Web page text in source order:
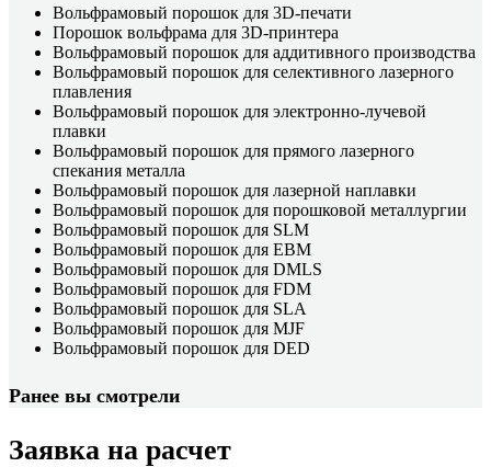
Вольфрамовый порошок для 3D-печати
Порошок вольфрама для 3D-принтера
Вольфрамовый порошок для аддитивного производства
Вольфрамовый порошок для селективного лазерного
плавления
Вольфрамовый порошок для электронно-лучевой
плавки
Вольфрамовый порошок для прямого лазерного
спекания металла
Вольфрамовый порошок для лазерной наплавки
Вольфрамовый порошок для порошковой металлургии
Вольфрамовый порошок для SLM
Вольфрамовый порошок для EBM
Вольфрамовый порошок для DMLS
Вольфрамовый порошок для FDM
Вольфрамовый порошок для SLA
Вольфрамовый порошок для MJF
Вольфрамовый порошок для DED
Ранее вы смотрели
Заявка на расчет